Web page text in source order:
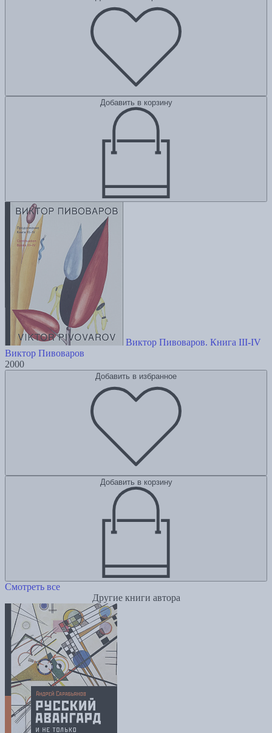
Добавить в корзину
Виктор Пивоваров. Книга III-IV
Виктор Пивоваров
2000
Добавить в избранное
Добавить в корзину
Смотреть все
Другие книги автора